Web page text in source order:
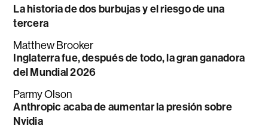
La historia de dos burbujas y el riesgo de una
tercera
Matthew Brooker
Inglaterra fue, después de todo, la gran ganadora
del Mundial 2026
Parmy Olson
Anthropic acaba de aumentar la presión sobre
Nvidia